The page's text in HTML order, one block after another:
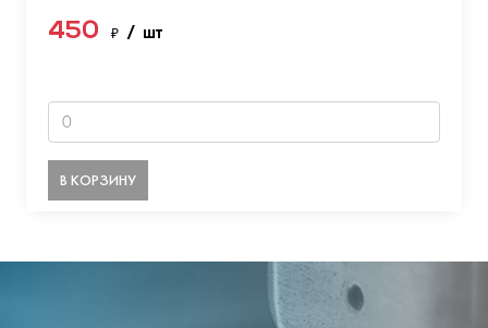
450 ₽ / шт
В КОРЗИНУ